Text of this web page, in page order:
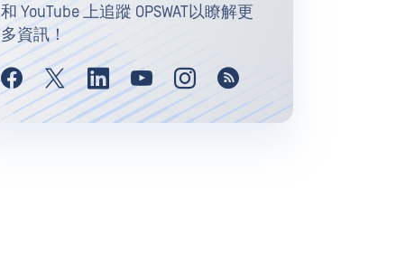
和 YouTube 上追蹤 OPSWAT以瞭解更
多資訊！